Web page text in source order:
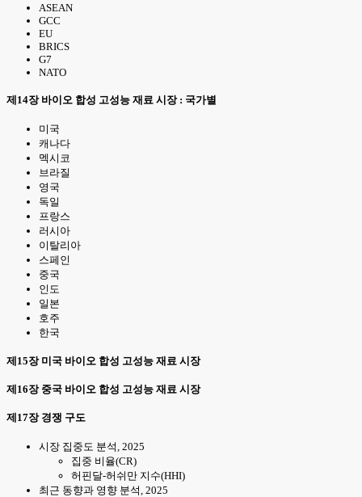
ASEAN
GCC
EU
BRICS
G7
NATO
제14장 바이오 합성 고성능 재료 시장 : 국가별
미국
캐나다
멕시코
브라질
영국
독일
프랑스
러시아
이탈리아
스페인
중국
인도
일본
호주
한국
제15장 미국 바이오 합성 고성능 재료 시장
제16장 중국 바이오 합성 고성능 재료 시장
제17장 경쟁 구도
시장 집중도 분석, 2025
집중 비율(CR)
허핀달-허쉬만 지수(HHI)
최근 동향과 영향 분석, 2025